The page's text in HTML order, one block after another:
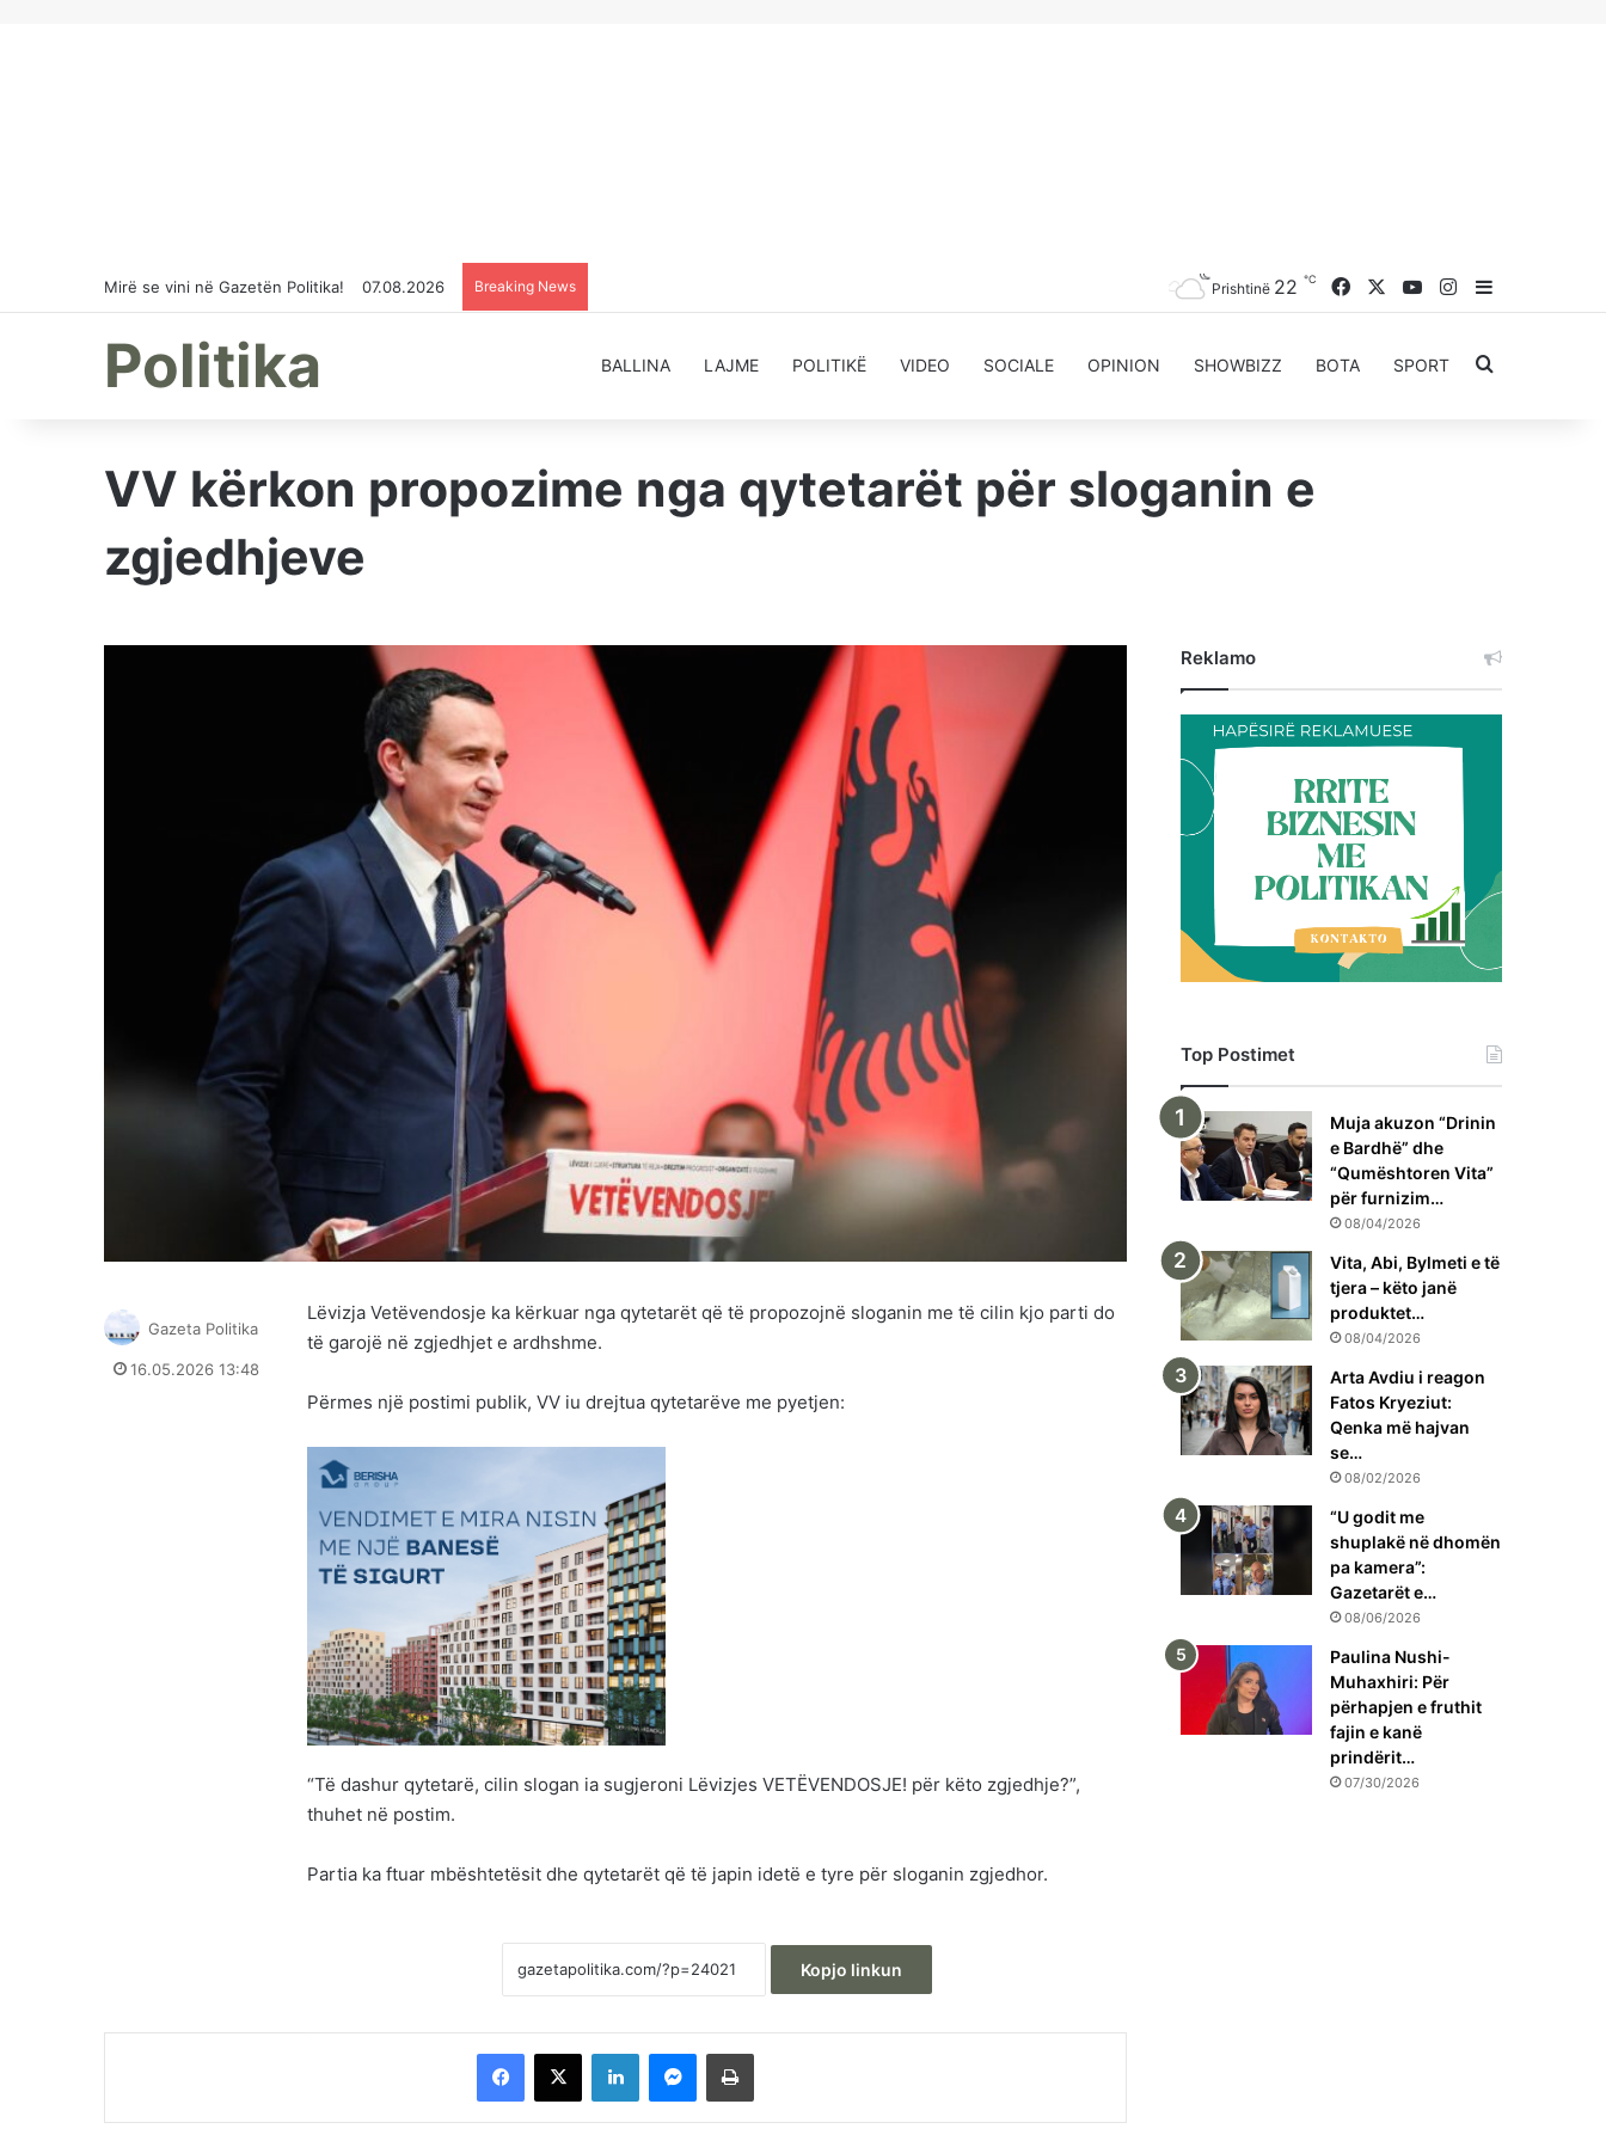
Mirë se vini në Gazetën Politika! 07.08.2026 Breaking News Prishtinë 22 ℃ FacebookYouTubeInstagram
Sidebar
Politika BALLINA LAJME POLITIKË VIDEO SOCIALE OPINION SHOWBIZZ BOTA SPORT Kërkoni
VV kërkon propozime nga qytetarët për sloganin e
zgjedhjeve
Lëvizja Vetëvendosje ka kërkuar nga qytetarët që të propozojnë sloganin me të cilin kjo parti do
të garojë në zgjedhjet e ardhshme.
Përmes një postimi publik, VV iu drejtua qytetarëve me pyetjen:
“Të dashur qytetarë, cilin slogan ia sugjeroni Lëvizjes VETËVENDOSJE! për këto zgjedhje?”,
thuhet në postim.
Partia ka ftuar mbështetësit dhe qytetarët që të japin idetë e tyre për sloganin zgjedhor.
Kopjo linkun
Gazeta Politika
16.05.2026 13:48
Facebook
X LinkedInMessengerPrintoje
Reklamo
Top Postimet
Muja akuzon “Drinin
e Bardhë” dhe
“Qumështoren Vita”
për furnizim…
08/04/2026
Vita, Abi, Bylmeti e të
tjera – këto janë
produktet…
08/04/2026
Arta Avdiu i reagon
Fatos Kryeziut:
Qenka më hajvan
se…
08/02/2026
“U godit me
shuplakë në dhomën
pa kamera”:
Gazetarët e…
08/06/2026
Paulina Nushi-
Muhaxhiri: Për
përhapjen e fruthit
fajin e kanë
prindërit…
07/30/2026